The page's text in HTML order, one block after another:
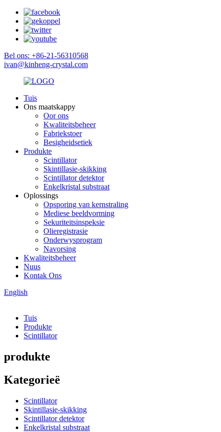
Bel ons: +86-21-56310568
ivan@kinheng-crystal.com
Tuis
Ons maatskappy
Oor ons
Kwaliteitsbeheer
Fabriekstoer
Besigheidsetiek
Produkte
Scintillator
Skintillasie-skikking
Scintillator detektor
Enkelkristal substraat
Oplossings
Opsporing van kernstraling
Mediese beeldvorming
Sekuriteitsinspeksie
Olieregistrasie
Onderwysprogram
Navorsing
Kwaliteitsbeheer
Nuus
Kontak Ons
English
Tuis
Produkte
Scintillator
produkte
Kategorieë
Scintillator
Skintillasie-skikking
Scintillator detektor
Enkelkristal substraat